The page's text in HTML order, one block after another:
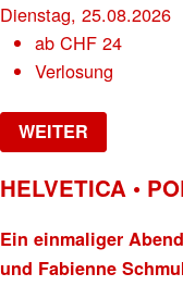
Dienstag, 25.08.2026
abCHF 24
Verlosung
WEITER
HELVETICA •
Ein einmaliger
und Fabienne